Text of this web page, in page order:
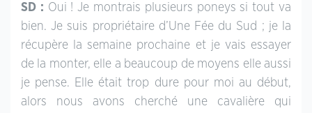
SD : Oui ! Je montrais plusieurs poneys si tout va
bien. Je suis propriétaire d’Une Fée du Sud ; je la
récupère la semaine prochaine et je vais essayer
de la monter, elle a beaucoup de moyens elle aussi
je pense. Elle était trop dure pour moi au début,
alors nous avons cherché une cavalière qui